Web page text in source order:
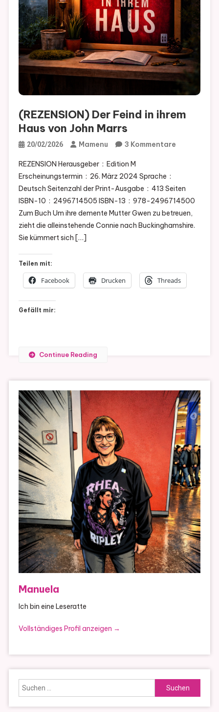
(REZENSION) Der Feind in ihrem
Haus von John Marrs
20/02/2026 Mamenu 3 KommentareZu
In
Ihrem
Haus
Von
REZENSION Herausgeber ‏ : ‎ Edition M
Erscheinungstermin ‏ : ‎ 26. März 2024 Sprache ‏ : ‎
Deutsch Seitenzahl der Print-Ausgabe ‏ : ‎ 413 Seiten
ISBN-10 ‏ : ‎ 2496714505 ISBN-13 ‏ : ‎ 978-2496714500
Zum Buch Um ihre demente Mutter Gwen zu betreuen,
zieht die alleinstehende Connie nach Buckinghamshire.
Sie kümmert sich […]
Teilen mit:
Facebook Drucken Threads
Gefällt mir:
Continue Reading
Manuela
Ich bin eine Leseratte
Vollständiges Profil anzeigen →
Suchen
nach: